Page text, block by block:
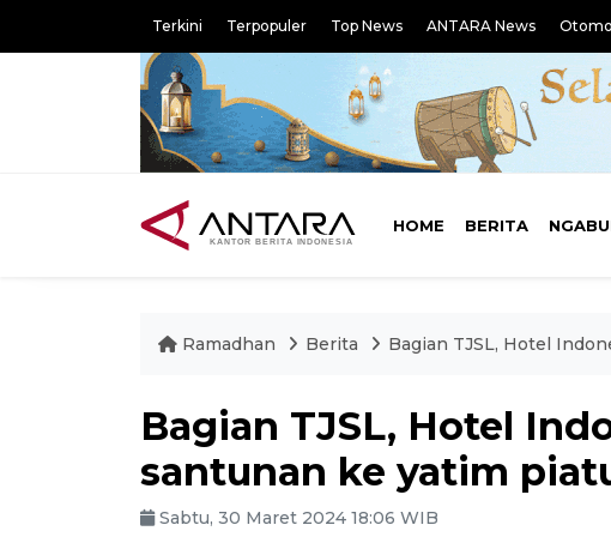
Terkini Terpopuler Top News ANTARA News
HOME BERITA
Ramadhan Berita Bagian TJSL, Hotel
Bagian TJSL, Hotel
santunan ke yatim
Sabtu, 30 Maret 2024 18:06 WIB